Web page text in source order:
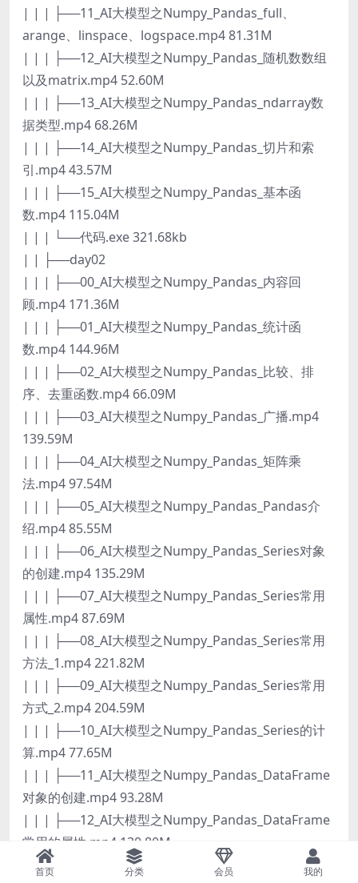
| | | ├──11_AI大模型之Numpy_Pandas_full、
arange、linspace、logspace.mp4 81.31M
| | | ├──12_AI大模型之Numpy_Pandas_随机数数组
以及matrix.mp4 52.60M
| | | ├──13_AI大模型之Numpy_Pandas_ndarray数
据类型.mp4 68.26M
| | | ├──14_AI大模型之Numpy_Pandas_切片和索
引.mp4 43.57M
| | | ├──15_AI大模型之Numpy_Pandas_基本函
数.mp4 115.04M
| | | └──代码.exe 321.68kb
| | ├──day02
| | | ├──00_AI大模型之Numpy_Pandas_内容回
顾.mp4 171.36M
| | | ├──01_AI大模型之Numpy_Pandas_统计函
数.mp4 144.96M
| | | ├──02_AI大模型之Numpy_Pandas_比较、排
序、去重函数.mp4 66.09M
| | | ├──03_AI大模型之Numpy_Pandas_广播.mp4
139.59M
| | | ├──04_AI大模型之Numpy_Pandas_矩阵乘
法.mp4 97.54M
| | | ├──05_AI大模型之Numpy_Pandas_Pandas介
绍.mp4 85.55M
| | | ├──06_AI大模型之Numpy_Pandas_Series对象
的创建.mp4 135.29M
| | | ├──07_AI大模型之Numpy_Pandas_Series常用
属性.mp4 87.69M
| | | ├──08_AI大模型之Numpy_Pandas_Series常用
方法_1.mp4 221.82M
| | | ├──09_AI大模型之Numpy_Pandas_Series常用
方式_2.mp4 204.59M
| | | ├──10_AI大模型之Numpy_Pandas_Series的计
算.mp4 77.65M
| | | ├──11_AI大模型之Numpy_Pandas_DataFrame
对象的创建.mp4 93.28M
| | | ├──12_AI大模型之Numpy_Pandas_DataFrame
常用的属性.mp4 130.80M
| | | └──代码.exe 7.33M
首页 分类 会员 我的